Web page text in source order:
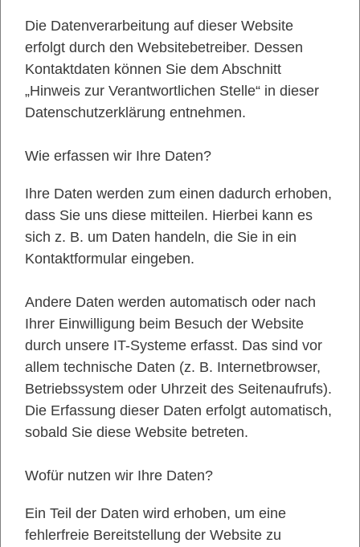
Die Datenverarbeitung auf dieser Website
erfolgt durch den Websitebetreiber. Dessen
Kontaktdaten können Sie dem Abschnitt
„Hinweis zur Verantwortlichen Stelle“ in dieser
Datenschutzerklärung entnehmen.
Wie erfassen wir Ihre Daten?
Ihre Daten werden zum einen dadurch erhoben,
dass Sie uns diese mitteilen. Hierbei kann es
sich z. B. um Daten handeln, die Sie in ein
Kontaktformular eingeben.
Andere Daten werden automatisch oder nach
Ihrer Einwilligung beim Besuch der Website
durch unsere IT-Systeme erfasst. Das sind vor
allem technische Daten (z. B. Internetbrowser,
Betriebssystem oder Uhrzeit des Seitenaufrufs).
Die Erfassung dieser Daten erfolgt automatisch,
sobald Sie diese Website betreten.
Wofür nutzen wir Ihre Daten?
Ein Teil der Daten wird erhoben, um eine
fehlerfreie Bereitstellung der Website zu